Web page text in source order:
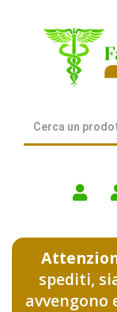
contenuto
Farmacia
Prodotto
spediti,
avvengono